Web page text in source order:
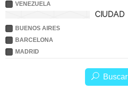
VENEZUELA
CIUDAD
BUENOS AIRES
BARCELONA
MADRID
Buscar